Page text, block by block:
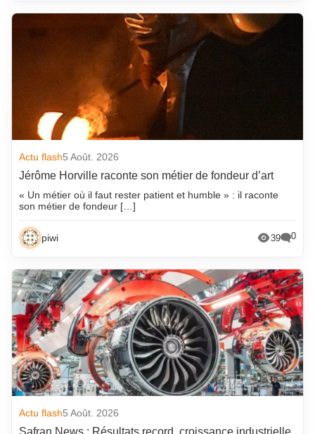
Actu flash5 Août. 2026
Jérôme Horville raconte son métier de fondeur d’art
« Un métier où il faut rester patient et humble » : il raconte
son métier de fondeur […]
piwi 39 0
Actu flash5 Août. 2026
Safran News : Résultats record, croissance industrielle,